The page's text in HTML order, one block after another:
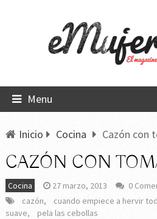
Menu
Inicio Cocina Cazón con
CAZÓN CON
Cocina 27 marzo, 2013
0
cazón, cuando empiece a hervir
suave, pela las cebollas